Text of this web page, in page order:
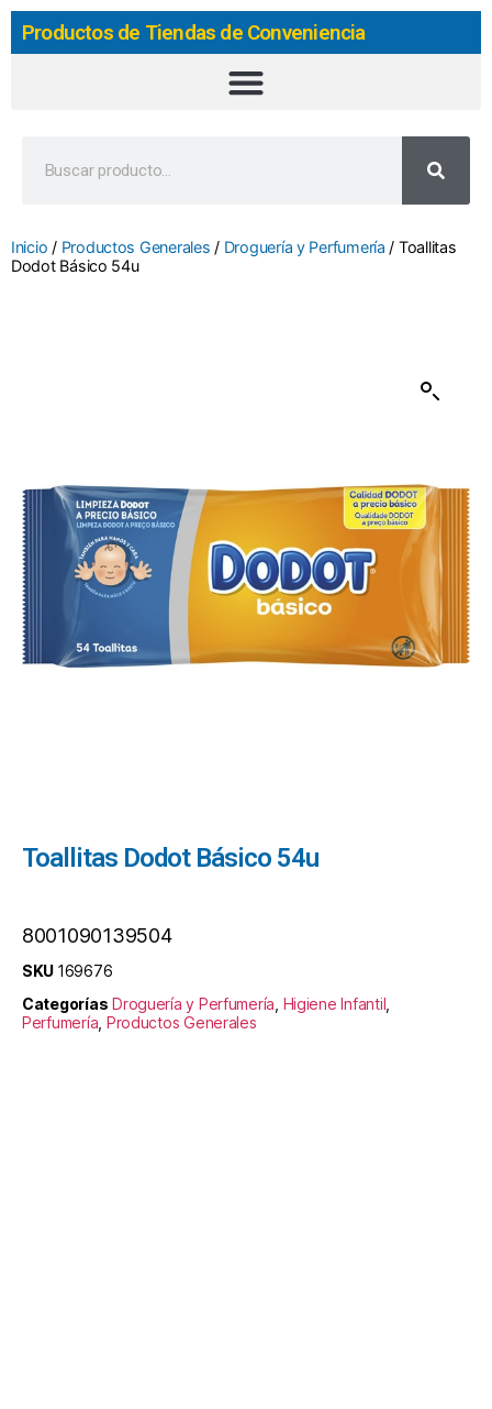
Productos de Tiendas de Conveniencia
Inicio / Productos Generales / Droguería y Perfumería / Toallitas
Dodot Básico 54u
Toallitas Dodot Básico 54u
8001090139504
SKU 169676
Categorías Droguería y Perfumería Higiene Infantil
Perfumería Productos Generales